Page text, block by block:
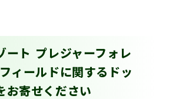
ート プレジャーフォレ
ィールドに関するドッ
お寄せください